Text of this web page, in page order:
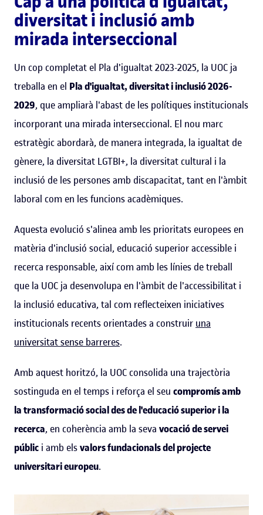
diversitat i inclusió amb
mirada interseccional
Un cop completat el Pla d'igualtat 2023-2025, la UOC ja
treballa en el Pla d'igualtat, diversitat i inclusió 2026-
2029, que ampliarà l'abast de les polítiques institucionals
incorporant una mirada interseccional. El nou marc
estratègic abordarà, de manera integrada, la igualtat de
gènere, la diversitat LGTBI+, la diversitat cultural i la
inclusió de les persones amb discapacitat, tant en l'àmbit
laboral com en les funcions acadèmiques.
Aquesta evolució s'alinea amb les prioritats europees en
matèria d'inclusió social, educació superior accessible i
recerca responsable, així com amb les línies de treball
que la UOC ja desenvolupa en l'àmbit de l'accessibilitat i
la inclusió educativa, tal com reflecteixen iniciatives
institucionals recents orientades a construir una
universitat sense barreres.
Amb aquest horitzó, la UOC consolida una trajectòria
sostinguda en el temps i reforça el seu compromís amb
la transformació social des de l'educació superior i la
recerca, en coherència amb la seva vocació de servei
públic i amb elsvalors fundacionals del projecte
universitari europeu.